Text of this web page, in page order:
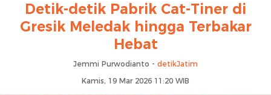
Detik-detik Pabrik Cat-Tiner di
Gresik Meledak hingga Terbakar
Hebat
Jemmi Purwodianto - detikJatim
Kamis, 19 Mar 2026 11:20 WIB